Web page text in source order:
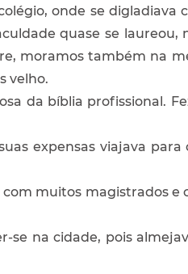
onde se digladiava
quase se
moramos também na
velho.
da bíblia profissional.
expensas viajava
muitos magistrados e
na cidade, pois